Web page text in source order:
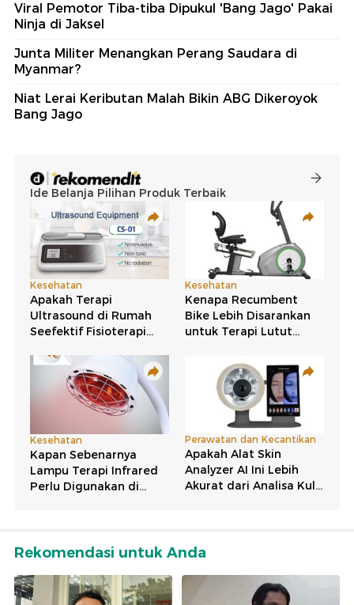
Viral Pemotor Tiba-tiba Dipukul 'Bang Jago' Pakai
Ninja di Jaksel
Junta Militer Menangkan Perang Saudara di
Myanmar?
Niat Lerai Keributan Malah Bikin ABG Dikeroyok
Bang Jago
Rekomendasi untuk Anda